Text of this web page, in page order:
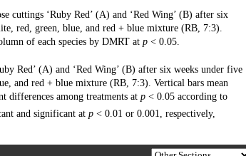
cuttings ‘Ruby Red’ (A) and ‘Red Wing’ (B) after six
red, green, blue, and red + blue mixture (RB, 7:3).
of each species by DMRT at p < 0.05.
Red’ (A) and ‘Red Wing’ (B) after six weeks under five
and red + blue mixture (RB, 7:3). Vertical bars mean
differences among treatments at p < 0.05 according to
and significant at p < 0.01 or 0.001, respectively,